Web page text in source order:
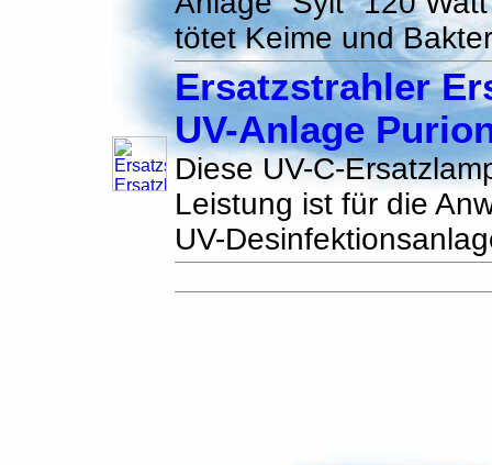
tötet Keime und
Ersatzstrahler
UV-Anlage
Diese UV-C-
Leistung ist für die
UV-